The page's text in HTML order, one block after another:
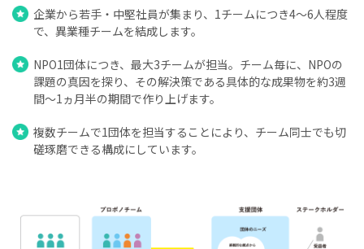
企業から若手・中堅社員が集まり、1チームにつき4～6人程度
で、異業種チームを結成します。
NPO1団体につき、最大3チームが担当。チーム毎に、NPOの
課題の真因を探り、その解決策である具体的な成果物を約3週
間～1ヵ月半の期間で作り上げます。
複数チームで1団体を担当することにより、チーム同士でも切
磋琢磨できる構成にしています。